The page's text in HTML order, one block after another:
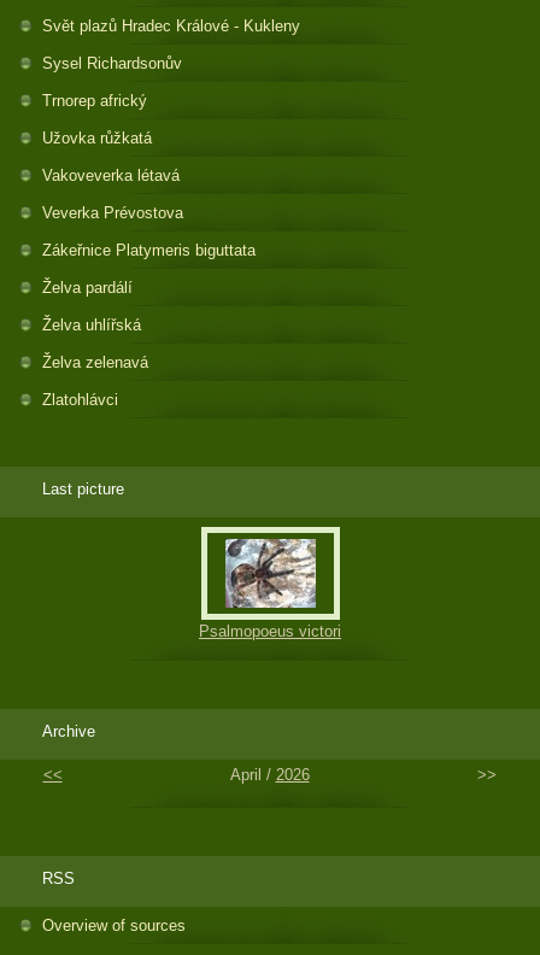
Svět plazů Hradec Králové - Kukleny
Sysel Richardsonův
Trnorep africký
Užovka růžkatá
Vakoveverka létavá
Veverka Prévostova
Zákeřnice Platymeris biguttata
Želva pardálí
Želva uhlířská
Želva zelenavá
Zlatohlávci
Last picture
Psalmopoeus victori
Archive
<< April / 2026 >>
RSS
Overview of sources